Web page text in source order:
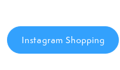
Instagram Shopping